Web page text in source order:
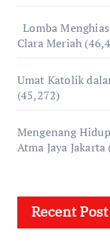
Lomba
Clara Meriah
Umat Katolik
(45,272)
Mengenang
Atma Jaya Jakarta
Recent Post